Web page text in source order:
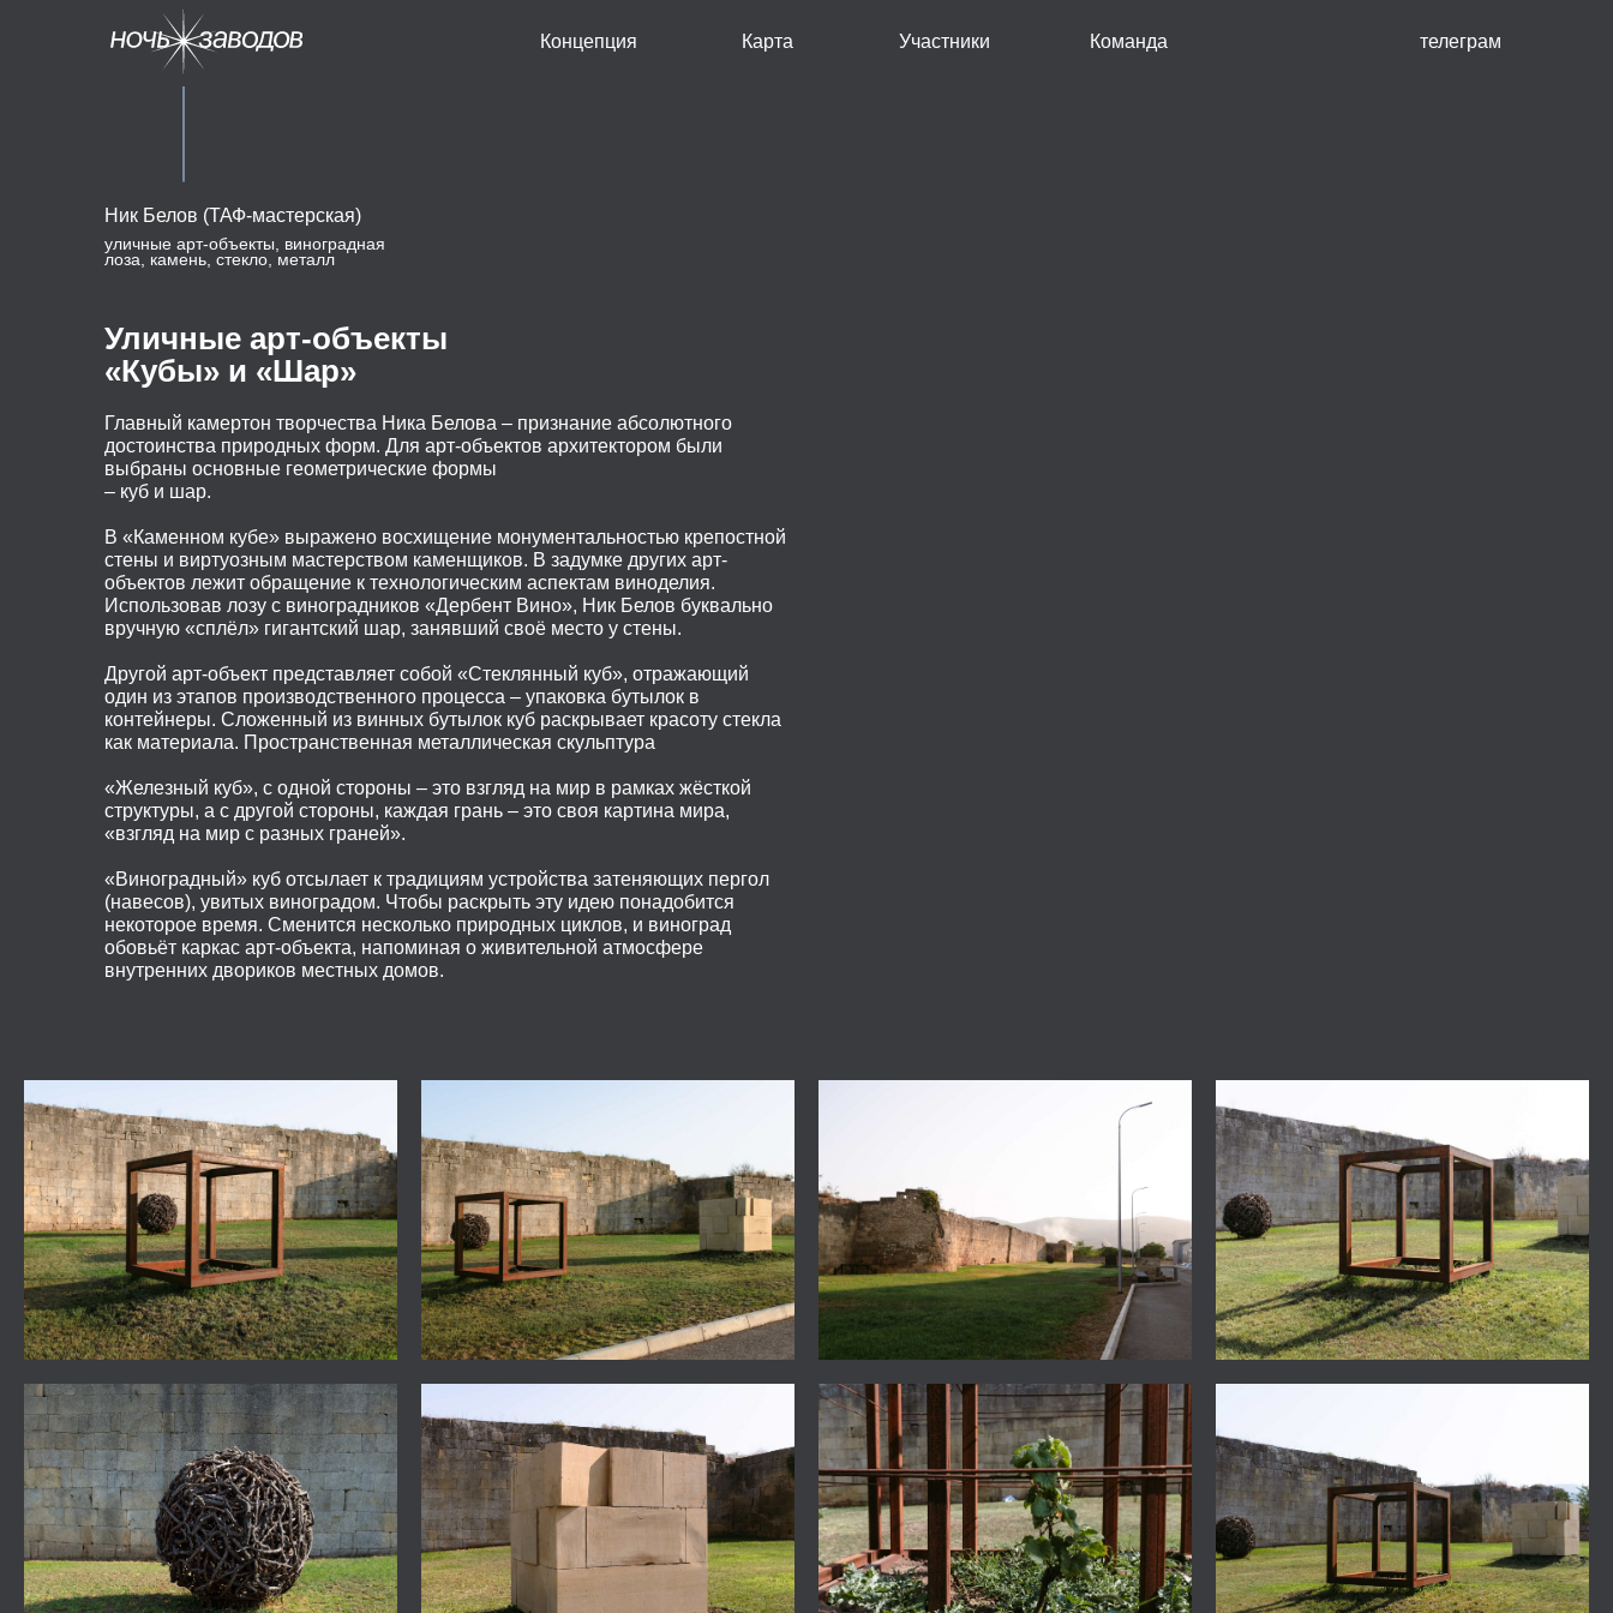
Концепция Карта Участники Команда телеграм
Ник Белов (ТАФ-мастерская)
уличные арт-объекты, виноградная
лоза, камень, стекло, металл
Уличные арт-объекты
«Кубы» и «Шар»
Главный камертон творчества Ника Белова – признание абсолютного
достоинства природных форм. Для арт-объектов архитектором были
выбраны основные геометрические формы
– куб и шар.
В «Каменном кубе» выражено восхищение монументальностью крепостной
стены и виртуозным мастерством каменщиков. В задумке других арт-
объектов лежит обращение к технологическим аспектам виноделия.
Использовав лозу с виноградников «Дербент Вино», Ник Белов буквально
вручную «сплёл» гигантский шар, занявший своё место у стены.
Другой арт-объект представляет собой «Стеклянный куб», отражающий
один из этапов производственного процесса – упаковка бутылок в
контейнеры. Сложенный из винных бутылок куб раскрывает красоту стекла
как материала. Пространственная металлическая скульптура
«Железный куб», с одной стороны – это взгляд на мир в рамках жёсткой
структуры, а с другой стороны, каждая грань – это своя картина мира,
«взгляд на мир с разных граней».
«Виноградный» куб отсылает к традициям устройства затеняющих пергол
(навесов), увитых виноградом. Чтобы раскрыть эту идею понадобится
некоторое время. Сменится несколько природных циклов, и виноград
обовьёт каркас арт-объекта, напоминая о живительной атмосфере
внутренних двориков местных домов.